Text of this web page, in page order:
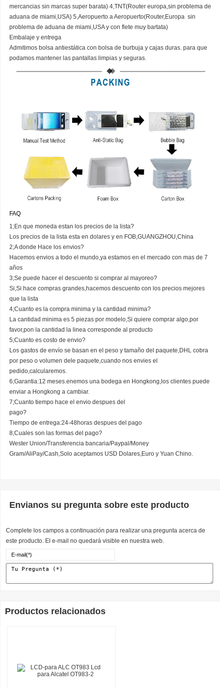
mercancias sin marcas super barata) 4,TNT(Router europa,sin problema de
aduana de miami,USA) 5,Aeropuerto a Aeropuerto(Router,Europa sin
problema de aduana de miami,USA y con flete muy bartata)
Embalaje y entrega
Admitimos bolsa antiestática con bolsa de burbuja y cajas duras. para que
podamos mantener las pantallas limpias y seguras.
FAQ
1;En que moneda estan los precios de la lista?
Los precios de la lista esta en dolares y en FOB,GUANGZHOU,China
2;A donde Hace los envios?
Hacemos envios a todo el mundo,ya estamos en el mercado con mas de 7
años
3;Se puede hacer el descuento si comprar al mayoreo?
Si,Si hace compras grandes,hacemos descuento con los precios mejores
que la lista
4;Cuanto es la compra minima y la cantidad minima?
La cantidad minima es 5 piezas por modelo,Si quiere comprar algo,por
favor,pon la cantidad la linea corresponde al producto
5;Cuanto es costo de envio?
Los gastos de envío se basan en el peso y tamaño del paquete,DHL cobra
por peso o volumen dele paquete,cuando nos envies el
pedido,calcularemos.
6;Garantia:12 meses.enemos una bodega en Hongkong,los clientes puede
enviar a Hongkong a cambiar.
7;Cuanto tiempo hace el envio despues del
pago?
Tiempo de entrega:24-48horas despues del pago
8;Cuales son las formas del pago?
Wester Union/Transferencia bancaria/Paypal/Money
Gram/AliPay/Cash,Solo aceptamos USD Dolares,Euro y Yuan Chino.
Envianos su pregunta sobre este producto
Complete los campos a continuación para realizar una pregunta acerca de
este producto. El e-mail no quedará visible en nuestra web.
Productos relacionados